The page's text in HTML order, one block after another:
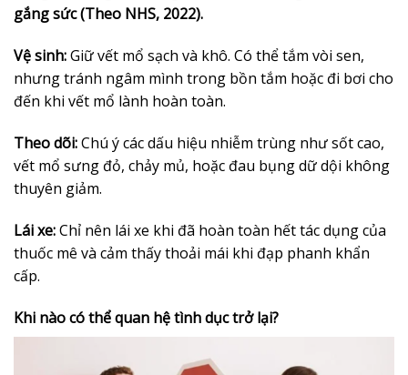
gắng sức (Theo NHS, 2022).
Vệ sinh:Giữ vết mổ sạch và khô. Có thể tắm vòi sen,
nhưng tránh ngâm mình trong bồn tắm hoặc đi bơi cho
đến khi vết mổ lành hoàn toàn.
Theo dõi:Chú ý các dấu hiệu nhiễm trùng như sốt cao,
vết mổ sưng đỏ, chảy mủ, hoặc đau bụng dữ dội không
thuyên giảm.
Lái xe:Chỉ nên lái xe khi đã hoàn toàn hết tác dụng của
thuốc mê và cảm thấy thoải mái khi đạp phanh khẩn
cấp.
Khi nào có thể quan hệ tình dục trở lại?